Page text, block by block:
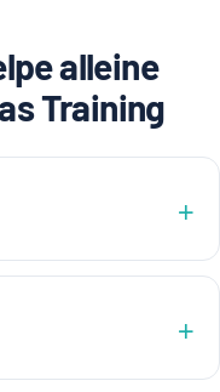
alleine
Training